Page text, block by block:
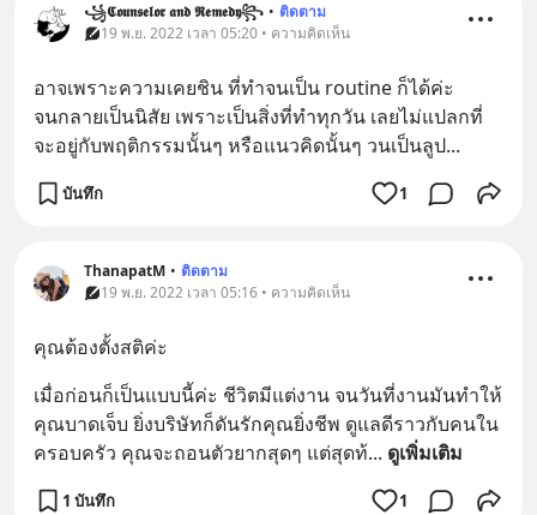
꧁𝕮𝖔𝖚𝖓𝖘𝖊𝖑𝖔𝖗 𝖆𝖓𝖉 𝕽𝖊𝖒𝖊𝖉𝖞꧂ • ติดตาม
19 พ.ย. 2022 เวลา 05:20 • ความคิดเห็น
อาจเพราะความเคยชิน ที่ทำจนเป็น routine ก็ได้ค่ะ
จนกลายเป็นนิสัย เพราะเป็นสิ่งที่ทำทุกวัน เลยไม่แปลกที่
จะอยู่กับพฤติกรรมนั้นๆ หรือแนวคิดนั้นๆ วนเป็นลูป...
บันทึก 1
ThanapatM • ติดตาม
19 พ.ย. 2022 เวลา 05:16 • ความคิดเห็น
คุณต้องตั้งสติค่ะ
เมื่อก่อนก็เป็นแบบนี้ค่ะ ชีวิตมีแต่งาน จนวันที่งานมันทำให้
คุณบาดเจ็บ ยิ่งบริษัทก็ดันรักคุณยิ่งชีพ ดูแลดีราวกับคนใน
ครอบครัว คุณจะถอนตัวยากสุดๆ แต่สุดท้... ดูเพิ่มเติม
1 บันทึก 1